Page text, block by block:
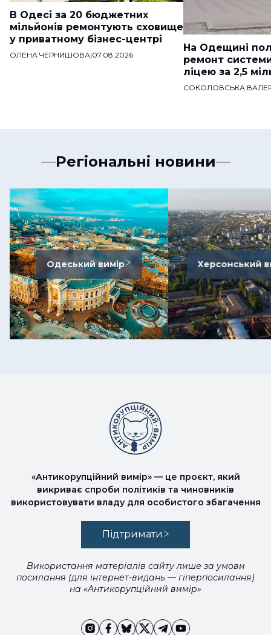
В Одесі за 20 бюджетних
мільйонів ремонтують сховище
у приватному бізнес-центрі
ОЛЕНА ЧЕРНИШОВА|07.08.2026
На Одещині
ремонт
ліцею за 2,5
СОКОЛОВСЬКА
Регіональні новини
Одеський вимір Херсонський
«Антикорупційний вимір» — це проєкт, який
викриває спроби політиків та чиновників
використовувати владу для особистого збагачення
Підтримати
Використання матеріалів сайту лише за умови
посилання (для інтернет-видань — гіперпосилання)
на «Антикорупційний вимір»